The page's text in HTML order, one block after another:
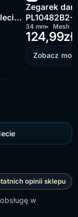
Zegarek
PL10482B2-
mesh,
34 mm Mesh
124,99zł
Zobacz
opinii sklepu
w